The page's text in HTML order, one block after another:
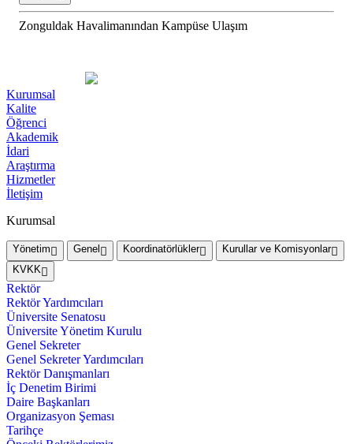
Zonguldak Havalimanından Kampüse Ulaşım
Kurumsal
Kalite
Öğrenci
Akademik
İdari
Araştırma
Hizmetler
İletişim
Kurumsal
Yönetim Genel Koordinatörlükler
Kurullar ve Komisyonlar
KVKK
Rektör
Rektör Yardımcıları
Üniversite Senatosu
Üniversite Yönetim Kurulu
Genel Sekreter
Genel Sekreter Yardımcıları
Rektör Danışmanları
İç Denetim Birimi
Daire Başkanları
Organizasyon Şeması
Tarihçe